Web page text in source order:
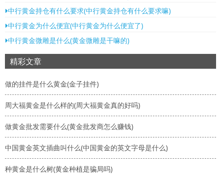
中行黄金持仓有什么要求(中行黄金持仓有什么要求嘛)
中行黄金为什么便宜(中行黄金为什么便宜了)
中行黄金微雕是什么(黄金微雕是干嘛的)
精彩文章
做的挂件是什么黄金(金子挂件)
周大福黄金是什么样的(周大福黄金真的好吗)
做黄金批发需要什么(黄金批发商怎么赚钱)
中国黄金英文插曲叫什么(中国黄金的英文字母是什么)
种黄金是什么树(黄金种植是骗局吗)